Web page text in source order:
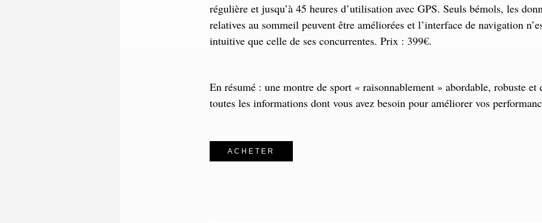
régulière et jusqu’à 45 heures d’utilisation avec GPS. Seuls bémols, les
relatives au sommeil peuvent être améliorées et l’interface de navigation
intuitive que celle de ses concurrentes. Prix : 399€.
En résumé : une montre de sport « raisonnablement » abordable, robuste
toutes les informations dont vous avez besoin pour améliorer vos
ACHETER